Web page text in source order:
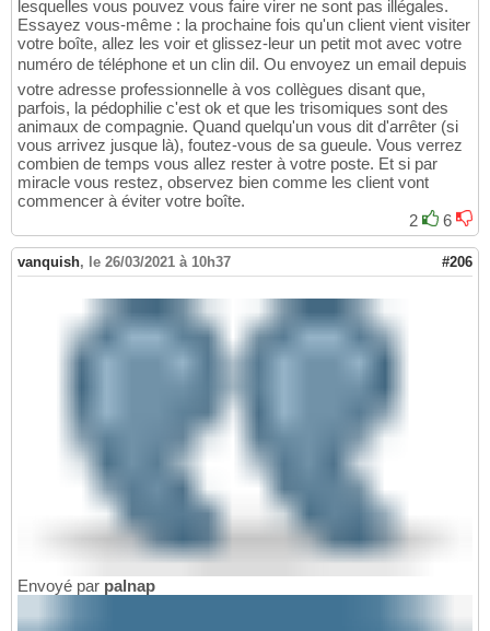
lesquelles vous pouvez vous faire virer ne sont pas illégales.
Essayez vous-même : la prochaine fois qu'un client vient visiter
votre boîte, allez les voir et glissez-leur un petit mot avec votre
numéro de téléphone et un clin dil. Ou envoyez un email depuis
votre adresse professionnelle à vos collègues disant que,
parfois, la pédophilie c'est ok et que les trisomiques sont des
animaux de compagnie. Quand quelqu'un vous dit d'arrêter (si
vous arrivez jusque là), foutez-vous de sa gueule. Vous verrez
combien de temps vous allez rester à votre poste. Et si par
miracle vous restez, observez bien comme les client vont
commencer à éviter votre boîte.
2
6
vanquish, le 26/03/2021 à 10h37 #206
Envoyé par palnap